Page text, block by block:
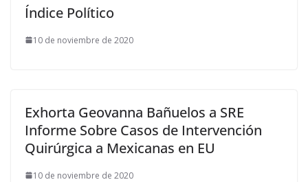
Índice Político
10 de noviembre de 2020
Exhorta Geovanna Bañuelos a SRE
Informe Sobre Casos de Intervención
Quirúrgica a Mexicanas en EU
10 de noviembre de 2020